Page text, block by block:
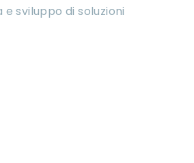
sviluppo di soluzioni